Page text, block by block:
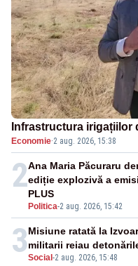
Infrastructura irigațiilor
Economie·2 aug. 2026, 15:38
2
Politica-2 aug. 2026, 15:42
Ana Maria Păcuraru
ediție explozivă a
PLUS
3Social -2 aug. 2026, 15:48
Misiune ratată la
militarii reiau